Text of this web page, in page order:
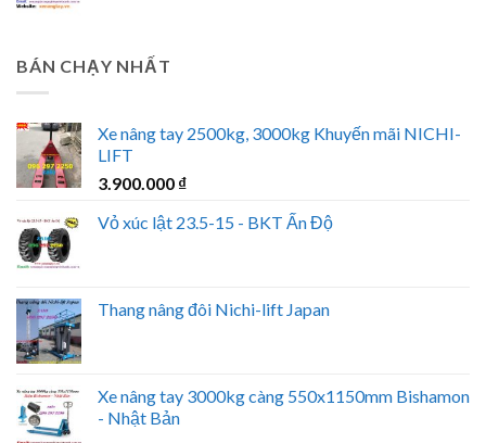
BÁN CHẠY NHẤT
Xe nâng tay 2500kg, 3000kg Khuyến mãi NICHI-
LIFT
3.900.000 ₫
Vỏ xúc lật 23.5-15 - BKT Ấn Độ
Thang nâng đôi Nichi-lift Japan
Xe nâng tay 3000kg càng 550x1150mm Bishamon
- Nhật Bản